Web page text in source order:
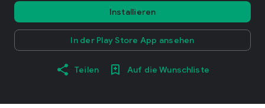
Installieren
In der Play Store App ansehen
Teilen Auf die Wunschliste